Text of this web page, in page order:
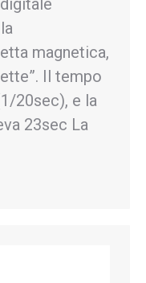
magnetica,
Il tempo
20sec), e la
23sec La